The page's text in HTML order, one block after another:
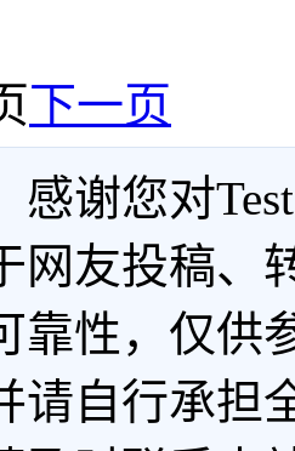
下一页
感谢您对
网友投稿、
靠性，仅供
请自行承担